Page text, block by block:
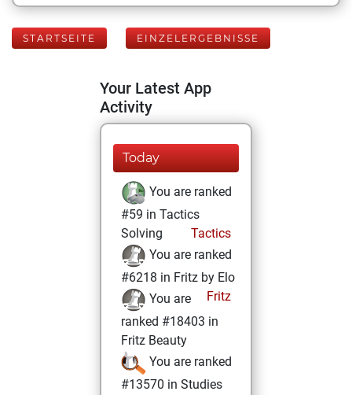
STARTSEITE EINZELERGEBNISSE
Your Latest App
Activity
Today
You are ranked
#59 in Tactics
Solving
Tactics
You are ranked
#6218 in Fritz by Elo
Fritz
You are
ranked #18403 in
Fritz Beauty
You are ranked
#13570 in Studies